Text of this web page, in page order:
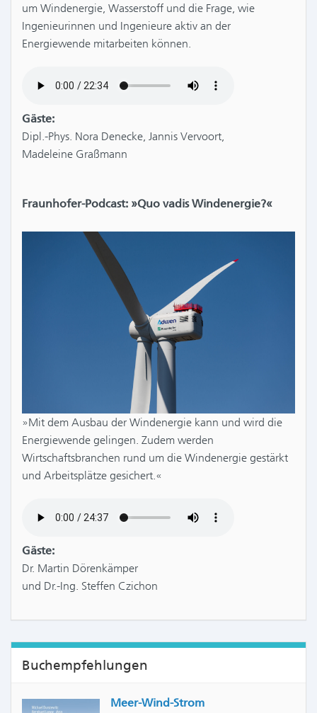
um Windenergie, Wasserstoff und die Frage, wie
Ingenieurinnen und Ingenieure aktiv an der
Energiewende mitarbeiten können.
Gäste:
Dipl.-Phys. Nora Denecke, Jannis Vervoort,
Madeleine Graßmann
Fraunhofer-Podcast: »Quo vadis Windenergie?«
»Mit dem Ausbau der Windenergie kann und wird die
Energiewende gelingen. Zudem werden
Wirtschaftsbranchen rund um die Windenergie gestärkt
und Arbeitsplätze gesichert.«
Gäste:
Dr. Martin Dörenkämper
und Dr.-Ing. Steffen Czichon
Buchempfehlungen
Meer-Wind-Strom